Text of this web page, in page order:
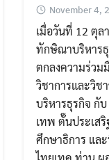
November 4,
เมื่อวันที่ 12 ตุล
ทักษิณาบริหาร
ตกลงความร่วม
วิชาการและวิช
บริหารธุรกิจ กั
เทพ ตั๊นประเส
ศึกษาธิการ แล